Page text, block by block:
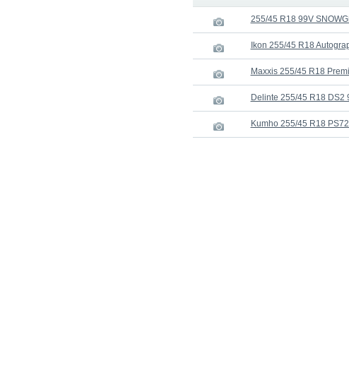
255/45 R18 99V
Ikon 255/45 R18
Maxxis 255/45 R18
Delinte 255/45 R18 DS2
Kumho 255/45 R18